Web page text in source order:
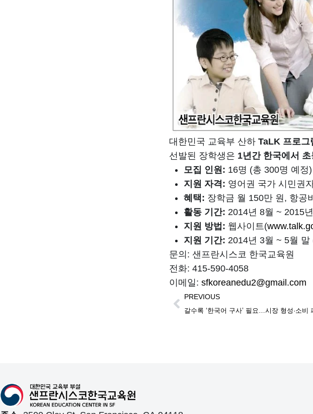
대한민국 교육부 산하 TaLK 프로그
선발된 장학생은 1년간 한국에서
모집 인원: 16명 (총 300명 예정)
지원 자격: 영어권 국가 시민권
혜택: 장학금 월 150만 원, 항공
활동 기간: 2014년 8월 ~ 2015
지원 방법: 웹사이트(
지원 기간: 2014년 3월 ~ 5월
문의: 샌프란시스코 한국교육원
전화: 415-590-4058
이메일: sfkoreanedu2@gmail.com
PREVIOUS
갈수록 ‘한국어 구사’ 필요…시장 형성·소비